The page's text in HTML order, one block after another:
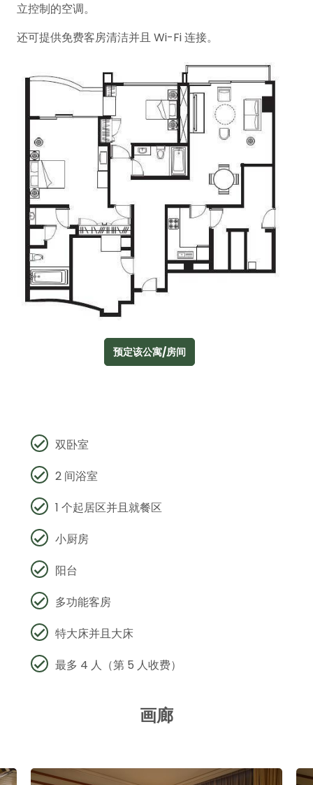
立控制的空调。
还可提供免费客房清洁并且 Wi-Fi 连接。
预定该公寓/房间
双卧室
2 间浴室
1 个起居区并且就餐区
小厨房
阳台
多功能客房
特大床并且大床
最多 4 人（第 5 人收费）
画廊